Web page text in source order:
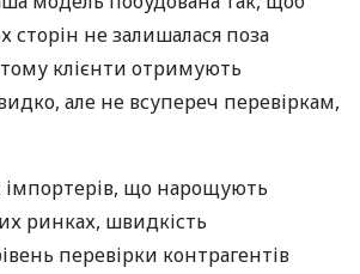
сторін не залишалася поза
клієнти отримують
але не всупереч перевіркам,
імпортерів, що нарощують
ринках, швидкість
перевірки контрагентів